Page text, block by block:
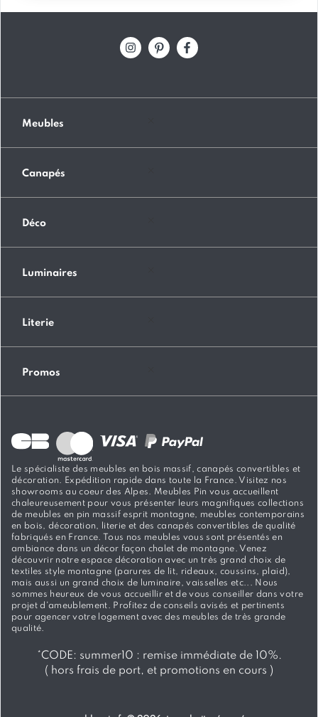
Meubles
Canapés
Déco
Luminaires
Literie
Promos
Le spécialiste des meubles en bois massif, canapés convertibles et
décoration. Expédition rapide dans toute la France. Visitez nos
showrooms au coeur des Alpes. Meubles Pin vous accueillent
chaleureusement pour vous présenter leurs magnifiques collections
de meubles en pin massif esprit montagne, meubles contemporains
en bois, décoration, literie et des canapés convertibles de qualité
fabriqués en France. Tous nos meubles vous sont présentés en
ambiance dans un décor façon chalet de montagne. Venez
découvrir notre espace décoration avec un très grand choix de
textiles style montagne (parures de lit, rideaux, coussins, plaid),
mais aussi un grand choix de luminaire, vaisselles etc... Nous
sommes heureux de vous accueillir et de vous conseiller dans votre
projet d'ameublement. Profitez de conseils avisés et pertinents
pour agencer votre logement avec des meubles de très grande
qualité.
*CODE: summer10 : remise immédiate de 10%.
( hors frais de port, et promotions en cours )